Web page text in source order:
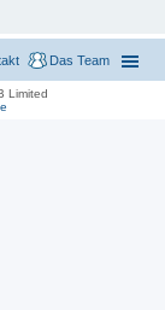
Das Team
Limited